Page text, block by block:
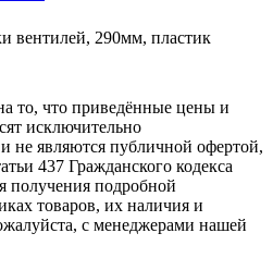
вентилей, 290мм, пластик
то, что приведённые цены и
исключительно
не являются публичной офертой,
437 Гражданского кодекса
получения подробной
товаров, их наличия и
с менеджерами нашей